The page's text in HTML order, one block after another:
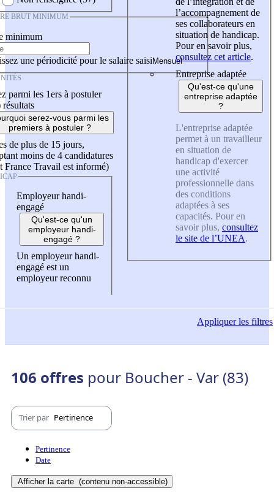
BRUT MINIMUM
minimum
une périodicité pour le salaire saisi
parmi les 1ers à postuler
résultats
serez-vous parmi les
premiers à postuler ?
de plus de 15 jours,
moins de 4 candidatures
France Travail est informé)
Employeur handi-
engagé
Qu'est-ce qu'un
employeur handi-
engagé ?
Un employeur handi-
engagé est un
employeur reconnu
l’accompagnement de
ses collaborateurs en
situation de handicap.
Pour en savoir plus,
consultez cet article.
Entreprise adaptée
Qu'est-ce qu'une
entreprise adaptée
?
L'entreprise adaptée
permet à un travailleur
en situation de
handicap d'exercer
une activité
professionnelle dans
des conditions
adaptées à ses
capacités. Pour en
savoir plus, consultez
le site de l’UNEA.
Appliquerles filtres
106 offres pour Boucher - Var (83)
Trier par Pertinence
Pertinence
Date
Afficher la carte (contenu non-accessible)